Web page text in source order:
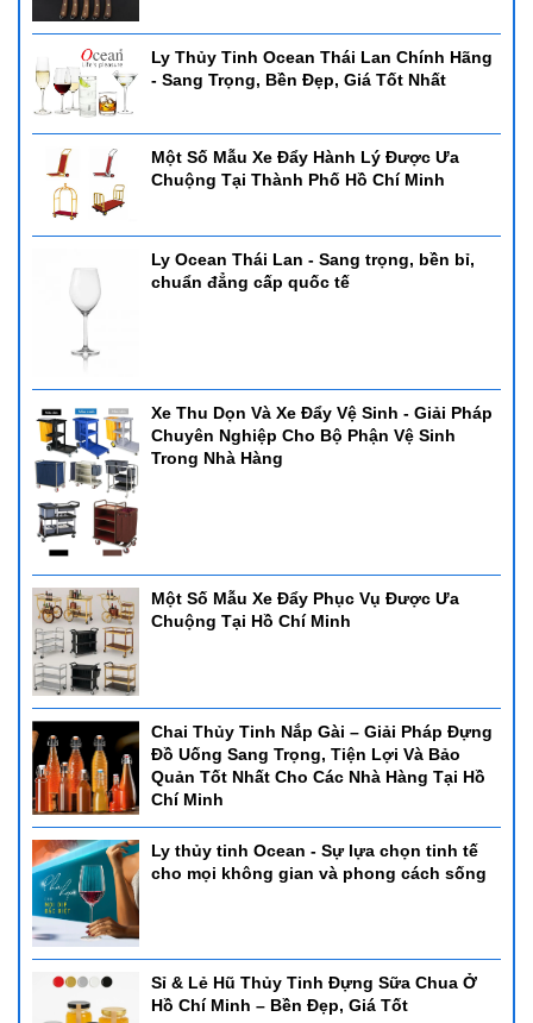
Ly Thủy Tinh Ocean Thái Lan Chính Hãng
- Sang Trọng, Bền Đẹp, Giá Tốt Nhất
Một Số Mẫu Xe Đẩy Hành Lý Được Ưa
Chuộng Tại Thành Phố Hồ Chí Minh
Ly Ocean Thái Lan - Sang trọng, bền bỉ,
chuẩn đẳng cấp quốc tế
Xe Thu Dọn Và Xe Đẩy Vệ Sinh - Giải Pháp
Chuyên Nghiệp Cho Bộ Phận Vệ Sinh
Trong Nhà Hàng
Một Số Mẫu Xe Đẩy Phục Vụ Được Ưa
Chuộng Tại Hồ Chí Minh
Chai Thủy Tinh Nắp Gài – Giải Pháp Đựng
Đồ Uống Sang Trọng, Tiện Lợi Và Bảo
Quản Tốt Nhất Cho Các Nhà Hàng Tại Hồ
Chí Minh
Ly thủy tinh Ocean - Sự lựa chọn tinh tế
cho mọi không gian và phong cách sống
Sỉ & Lẻ Hũ Thủy Tinh Đựng Sữa Chua Ở
Hồ Chí Minh – Bền Đẹp, Giá Tốt